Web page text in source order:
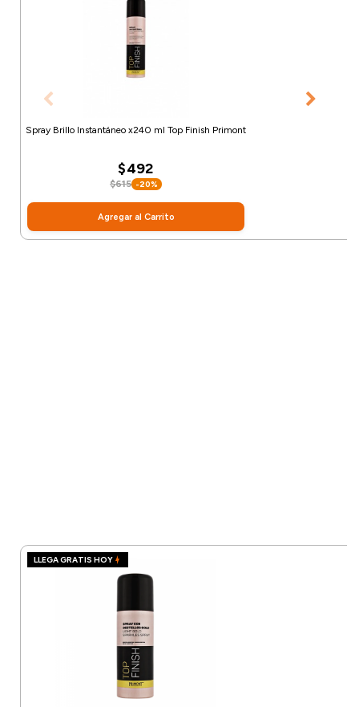
Spray Brillo Instantáneo x240 ml Top Finish Primont
$492
$615 -20%
Agregar al Carrito
LLEGA GRATIS HOY